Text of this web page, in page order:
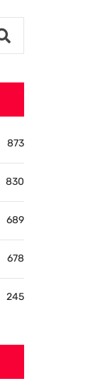
873
830
689
678
245